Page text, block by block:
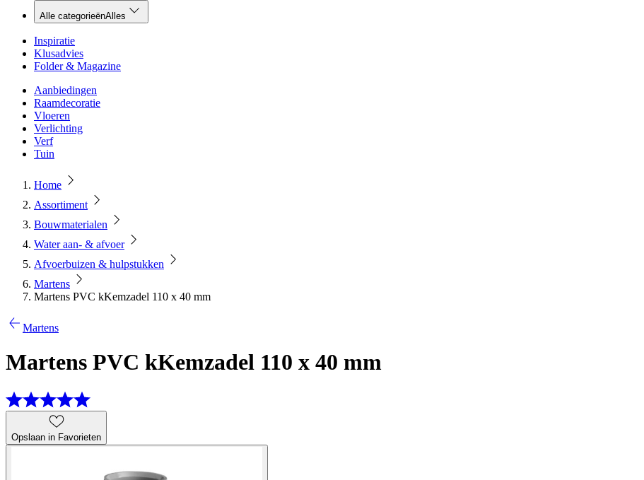
Alle categorieënAlles
Inspiratie
Klusadvies
Folder & Magazine
Aanbiedingen
Raamdecoratie
Vloeren
Verlichting
Verf
Tuin
Home
Assortiment
Bouwmaterialen
Water aan- & afvoer
Afvoerbuizen & hulpstukken
Martens
Martens PVC kKemzadel 110 x 40 mm
Martens
Martens PVC kKemzadel 110 x 40 mm
Opslaan in Favorieten